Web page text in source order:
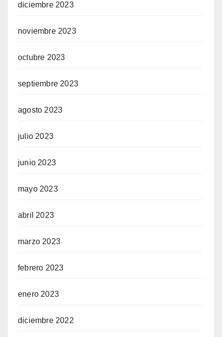
diciembre 2023
noviembre 2023
octubre 2023
septiembre 2023
agosto 2023
julio 2023
junio 2023
mayo 2023
abril 2023
marzo 2023
febrero 2023
enero 2023
diciembre 2022